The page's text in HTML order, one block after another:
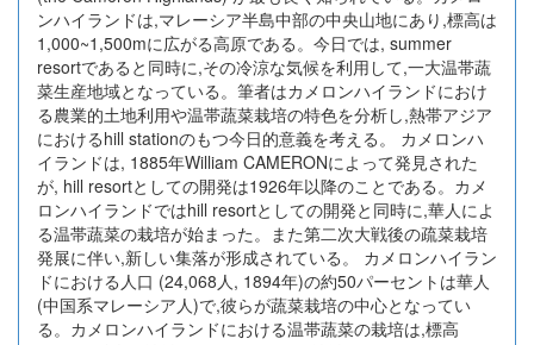
ンハイランドは,マレーシア半島中部の中央山地にあり,標高は
1,000~1,500mに広がる高原である。今日では, summer
resortであると同時に,その冷涼な気候を利用して,一大温帯蔬
菜生産地域となっている。筆者はカメロンハイランドにおけ
る農業的土地利用や温帯蔬菜栽培の特色を分析し,熱帯アジア
におけるhill stationのもつ今日的意義を考える。 カメロンハ
イランドは, 1885年William CAMERONによって発見された
が, hill resortとしての開発は1926年以降のことである。カメ
ロンハイランドではhill resortとしての開発と同時に,華人によ
る温帯蔬菜の栽培が始まった。また第二次大戦後の疏菜栽培
発展に伴い,新しい集落が形成されている。 カメロンハイラン
ドにおける人口 (24,068人, 1894年)の約50パーセントは華人
(中国系マレーシア人)で,彼らが蔬菜栽培の中心となってい
る。カメロンハイランドにおける温帯蔬菜の栽培は,標高